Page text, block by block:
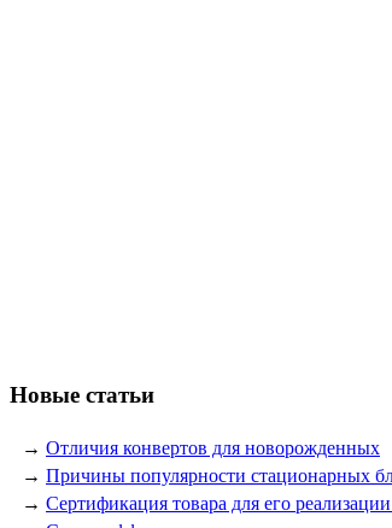
Новые статьи
→ Отличия конвертов для новорожденных
→ Причины популярности стационарных
→ Сертификация товара для его